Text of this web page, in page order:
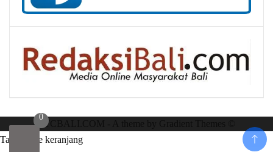
RTCBALI.COM - A theme by Gradient Themes ©
0
Tambah ke keranjang